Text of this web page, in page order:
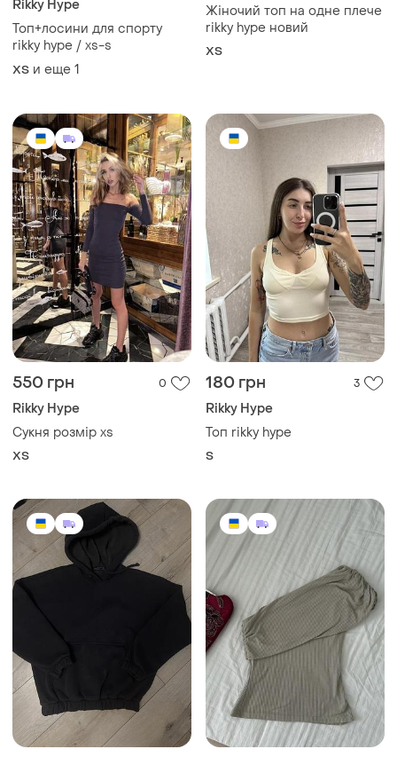
Rikky Hype
Топ+лосини для спорту
rikky hype / xs-s
ХS и еще 1
Жіночий топ на одне плече
rikky hype новий
ХS
550 грн 0
Rikky Hype
Сукня розмір xs
ХS
180 грн 3
Rikky Hype
Топ rikky hype
S